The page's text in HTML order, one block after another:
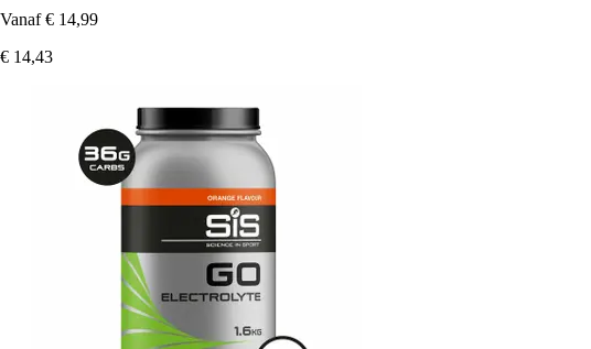
Vanaf € 14,99
€ 14,43